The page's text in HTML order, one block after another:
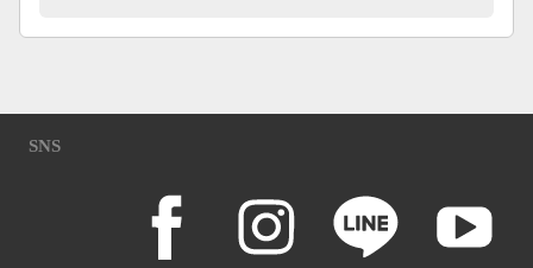
SNS